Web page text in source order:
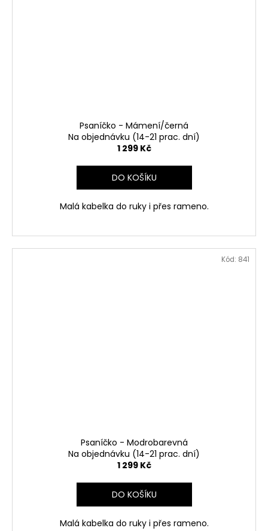
Psaníčko - Mámení/černá
Na objednávku (14-21 prac. dní)
1 299 Kč
DO KOŠÍKU
Malá kabelka do ruky i přes rameno.
Psaníčko - Modrobarevná
Na objednávku (14-21 prac. dní)
1 299 Kč
DO KOŠÍKU
Malá kabelka do ruky i přes rameno.
Kód: 841